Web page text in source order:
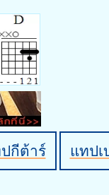
กีต้าร์ แทปเ